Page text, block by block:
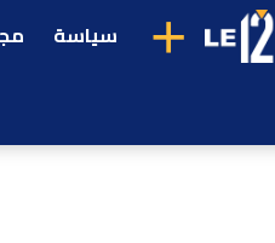
+ سياسة